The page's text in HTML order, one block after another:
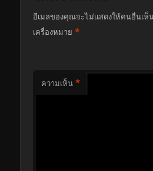
อีเมลของคุณจะไม่แสดงให้คนอื่นเห็
เครื่องหมาย*
ความเห็น *